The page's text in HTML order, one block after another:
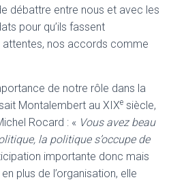
débattre entre nous et avec les
pour qu’ils fassent
attentes, nos accords comme
de notre rôle dans la
Montalembert au XIXe siècle,
Rocard : « Vous avez beau
la politique s’occupe de
importante donc mais
plus de l’organisation, elle